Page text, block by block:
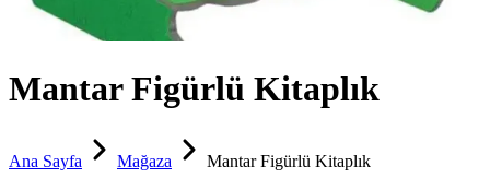
Mantar Figürlü Kitaplık
Ana Sayfa Mağaza
Mantar Figürlü Kitaplık